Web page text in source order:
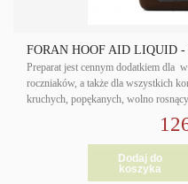
FORAN HOOF AID LIQUID -
Preparat jest cennym dodatkiem dla
roczniaków, a także dla wszystkich
kruchych, popękanych, wolno
Dodaj do
koszyka